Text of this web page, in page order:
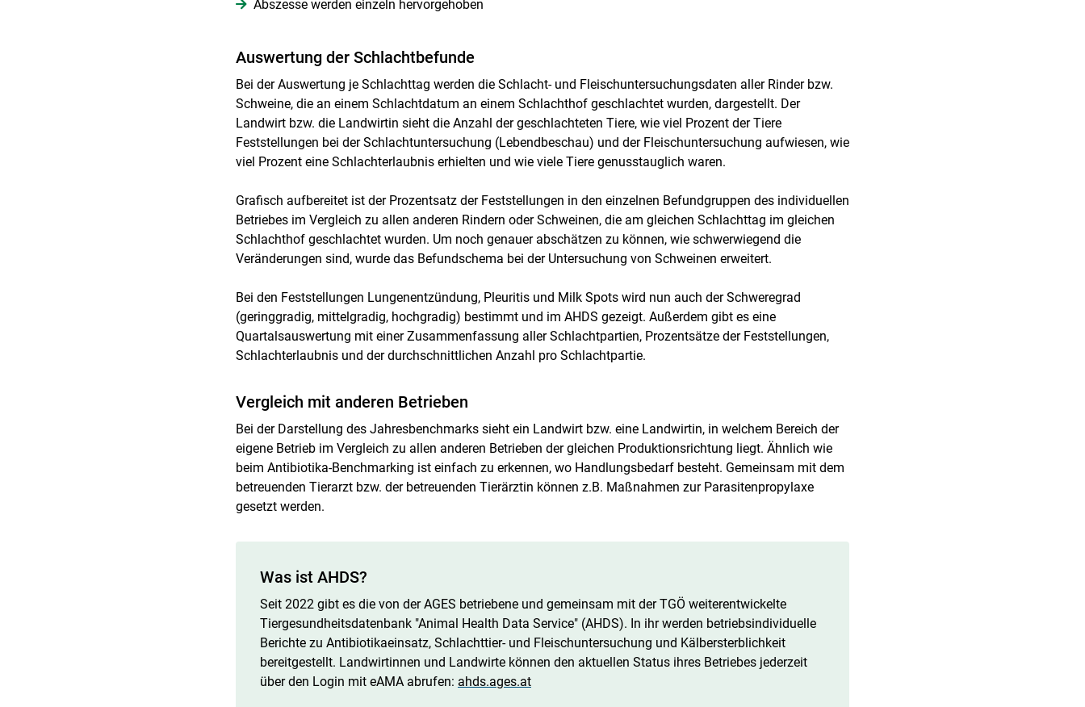
Abszesse werden einzeln hervorgehoben
Auswertung der Schlachtbefunde
Bei der Auswertung je Schlachttag werden die Schlacht- und Fleischuntersuchungsdaten aller Rinder bzw.
Schweine, die an einem Schlachtdatum an einem Schlachthof geschlachtet wurden, dargestellt. Der
Landwirt bzw. die Landwirtin sieht die Anzahl der geschlachteten Tiere, wie viel Prozent der Tiere
Feststellungen bei der Schlachtuntersuchung (Lebendbeschau) und der Fleischuntersuchung aufwiesen, wie
viel Prozent eine Schlachterlaubnis erhielten und wie viele Tiere genusstauglich waren.
Grafisch aufbereitet ist der Prozentsatz der Feststellungen in den einzelnen Befundgruppen des individuellen
Betriebes im Vergleich zu allen anderen Rindern oder Schweinen, die am gleichen Schlachttag im gleichen
Schlachthof geschlachtet wurden. Um noch genauer abschätzen zu können, wie schwerwiegend die
Veränderungen sind, wurde das Befundschema bei der Untersuchung von Schweinen erweitert.
Bei den Feststellungen Lungenentzündung, Pleuritis und Milk Spots wird nun auch der Schweregrad
(geringgradig, mittelgradig, hochgradig) bestimmt und im AHDS gezeigt. Außerdem gibt es eine
Quartalsauswertung mit einer Zusammenfassung aller Schlachtpartien, Prozentsätze der Feststellungen,
Schlachterlaubnis und der durchschnittlichen Anzahl pro Schlachtpartie.
Vergleich mit anderen Betrieben
Bei der Darstellung des Jahresbenchmarks sieht ein Landwirt bzw. eine Landwirtin, in welchem Bereich der
eigene Betrieb im Vergleich zu allen anderen Betrieben der gleichen Produktionsrichtung liegt. Ähnlich wie
beim Antibiotika-Benchmarking ist einfach zu erkennen, wo Handlungsbedarf besteht. Gemeinsam mit dem
betreuenden Tierarzt bzw. der betreuenden Tierärztin können z.B. Maßnahmen zur Parasitenpropylaxe
gesetzt werden.
Was ist AHDS?
Seit 2022 gibt es die von der AGES betriebene und gemeinsam mit der TGÖ weiterentwickelte
Tiergesundheitsdatenbank "Animal Health Data Service" (AHDS). In ihr werden betriebsindividuelle
Berichte zu Antibiotikaeinsatz, Schlachttier- und Fleischuntersuchung und Kälbersterblichkeit
bereitgestellt. Landwirtinnen und Landwirte können den aktuellen Status ihres Betriebes jederzeit
über den Login mit eAMA abrufen: ahds.ages.at